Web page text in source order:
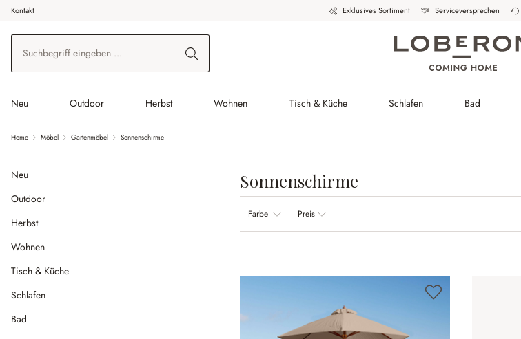
Hauptinhalt springen
Zur Suche springen
Zur Hauptnavigation springen
Kontakt Exklusives Sortiment Serviceversprechen
Neu Outdoor Herbst Wohnen Tisch & Küche Schlafen Bad
Home Möbel Gartenmöbel Sonnenschirme
Neu
Outdoor
Herbst
Wohnen
Tisch & Küche
Schlafen
Bad
Sonnenschirme
Farbe Preis